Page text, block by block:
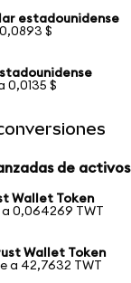
estadounidense
$
0,0135 $
de activos
Wallet Token
a 0,064269 TWT
Wallet Token
a 42,7632 TWT